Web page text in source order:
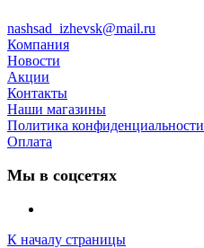
nashsad_izhevsk@mail.ru
Компания
Новости
Акции
Контакты
Наши магазины
Политика конфиденциальности
Оплата
Мы в соцсетях
К началу страницы